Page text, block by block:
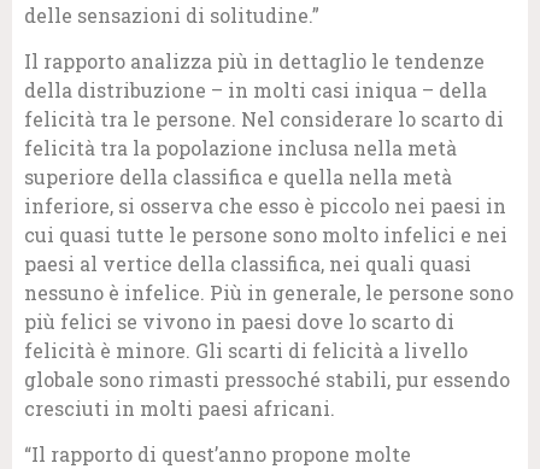
delle sensazioni di solitudine.”
Il rapporto analizza più in dettaglio le tendenze
della distribuzione – in molti casi iniqua – della
felicità tra le persone. Nel considerare lo scarto di
felicità tra la popolazione inclusa nella metà
superiore della classifica e quella nella metà
inferiore, si osserva che esso è piccolo nei paesi in
cui quasi tutte le persone sono molto infelici e nei
paesi al vertice della classifica, nei quali quasi
nessuno è infelice. Più in generale, le persone sono
più felici se vivono in paesi dove lo scarto di
felicità è minore. Gli scarti di felicità a livello
globale sono rimasti pressoché stabili, pur essendo
cresciuti in molti paesi africani.
“Il rapporto di quest’anno propone molte